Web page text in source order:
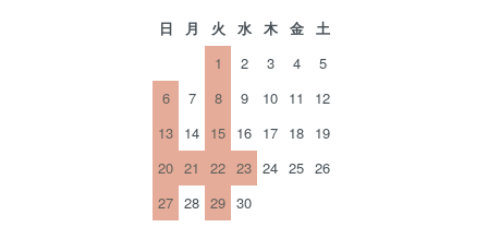
日 月 火 水 木 金
土
1
2 3 4
5
6
7 8 9 10 11
12
13 14 15 16 17 18 19
20 21 22 23 24 25 26
27 28 29 30